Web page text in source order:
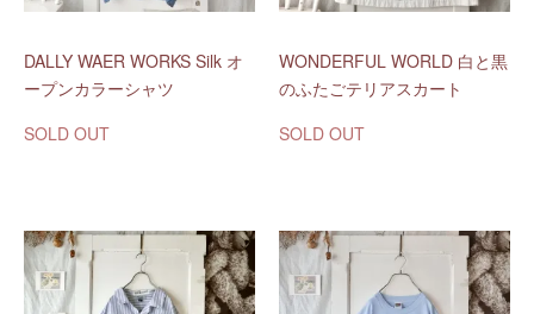
DALLY WAER WORKS Silk オ
ープンカラーシャツ
SOLD OUT
WONDERFUL WORLD 白と黒
のふたごテリアスカート
SOLD OUT